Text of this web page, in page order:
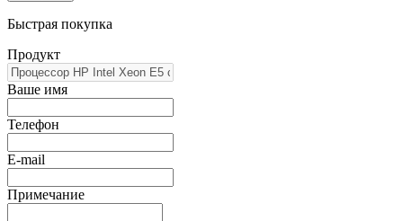
Быстрая покупка
Продукт
Ваше имя
Телефон
E-mail
Примечание